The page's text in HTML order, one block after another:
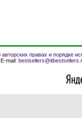
правах и порядке
mail: